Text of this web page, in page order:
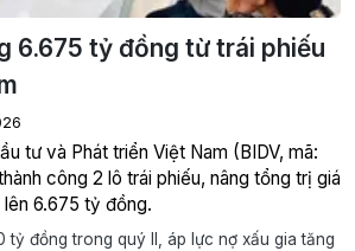
6.675 tỷ đồng từ trái phiếu
tư và Phát triển Việt Nam (BIDV, mã:
công 2 lô trái phiếu, nâng tổng trị giá
6.675 tỷ đồng.
tỷ đồng trong quý II, áp lực nợ xấu gia tăng